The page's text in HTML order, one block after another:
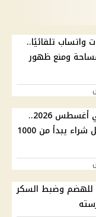
تلقائيًا..
ومنع ظهور
شهادات ادخار بنك saib في أغسطس 2026..
عائد يصل إلى 19.50% وأقل شراء يبدأ من 1000
للهضم وضبط السكر